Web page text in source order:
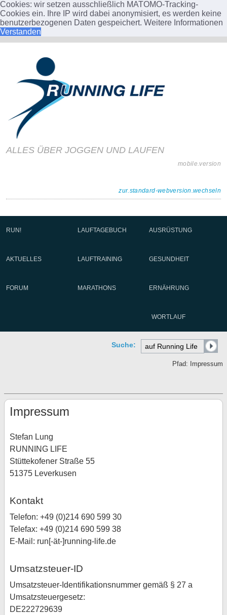
Cookies: wir setzen ausschließlich MATOMO-Tracking-
Cookies ein. Ihre IP wird dabei anonymisiert, es werden keine
benutzerbezogenen Daten gespeichert. Weitere Informationen
Verstanden
ALLES ÜBER JOGGEN UND LAUFEN
mobile.version
zur.standard-webversion.wechseln
RUN! LAUFTAGEBUCH AUSRÜSTUNG
AKTUELLES LAUFTRAINING GESUNDHEIT
FORUM MARATHONS ERNÄHRUNG
WORTLAUF
Suche:
Pfad: Impressum
Impressum
Stefan Lung
RUNNING LIFE
Stüttekofener Straße 55
51375 Leverkusen
Kontakt
Telefon: +49 (0)214 690 599 30
Telefax: +49 (0)214 690 599 38
E-Mail: run[-ät-]running-life.de
Umsatzsteuer-ID
Umsatzsteuer-Identifikationsnummer gemäß § 27 a
Umsatzsteuergesetz:
DE222729639